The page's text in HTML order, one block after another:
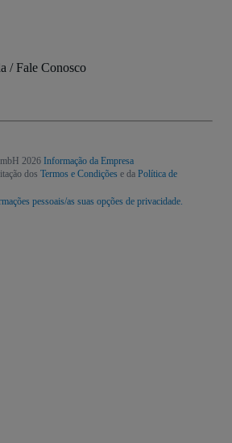
/ Fale Conosco
2026 Informação da Empresa
dos Termos e Condições e da Política de
pessoais/as suas opções de privacidade.